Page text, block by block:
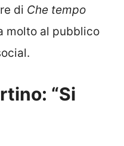
di Che tempo
molto al pubblico
“Si